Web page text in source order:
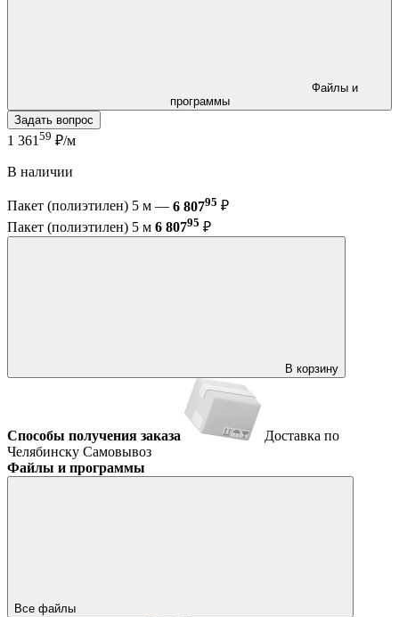
программы
Задать вопрос
1 361 59 ₽/м
В наличии
Пакет (полиэтилен) 5 м — 6 80795 ₽
Пакет (полиэтилен) 5 м 6 80795 ₽
В корзину
Способы получения заказа
Доставка по
Челябинску Самовывоз
Файлы и программы
Все файлы